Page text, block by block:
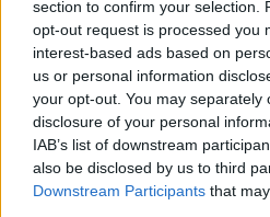
section to confirm your selection.
opt-out request is processed you
interest-based ads based on
us or personal information
your opt-out. You may separately
disclosure of your personal
IAB’s list of downstream
also be disclosed by us to third
Downstream Participants that
benefattori si aggiungono ai 700 del
23mila euroa questa causa.
Asl 11ringrazia tutti coloro che
preferenza a favore di A.S.T.R.O. e
parte delle proprie ritenute alla cura
al miglioramento della qualità di vita